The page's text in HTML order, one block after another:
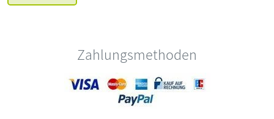
Zahlungsmethoden